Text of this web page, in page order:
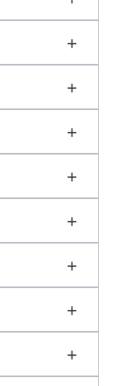
+
+
+
+
+
+
+
+